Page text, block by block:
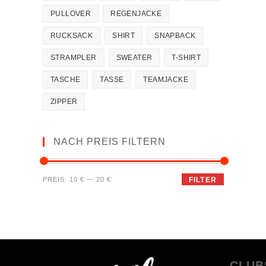
PULLOVER REGENJACKE
RUCKSACK SHIRT SNAPBACK
STRAMPLER SWEATER T-SHIRT
TASCHE TASSE TEAMJACKE
ZIPPER
NACH PREIS FILTERN
FILTER
PREIS: 10 € — 20 €